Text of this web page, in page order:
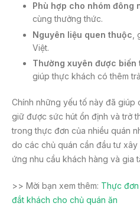
Phù hợp cho nhóm đông
cùng thưởng thức.
Nguyên liệu quen thuộc
Việt.
Thường xuyên được biến
giúp thực khách có thêm
Chính những yếu tố này đã giúp
giữ được sức hút ổn định và trở
trong thực đơn của nhiều quán
do các chủ quán cần đầu tư
ứng nhu cầu khách hàng và gia
>> Mời bạn xem thêm: Thực
đắt khách cho chủ quán ăn